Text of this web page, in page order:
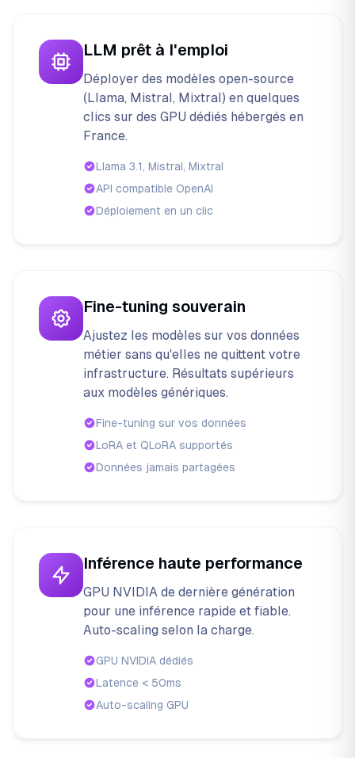
LLM prêt à l'emploi
Déployer des modèles open-source
(Llama, Mistral, Mixtral) en quelques
clics sur des GPU dédiés hébergés en
France.
Llama 3.1, Mistral, Mixtral
API compatible OpenAI
Déploiement en un clic
Fine-tuning souverain
Ajustez les modèles sur vos données
métier sans qu'elles ne quittent votre
infrastructure. Résultats supérieurs
aux modèles génériques.
Fine-tuning sur vos données
LoRA et QLoRA supportés
Données jamais partagées
Inférence haute performance
GPU NVIDIA de dernière génération
pour une inférence rapide et fiable.
Auto-scaling selon la charge.
GPU NVIDIA dédiés
Latence < 50ms
Auto-scaling GPU